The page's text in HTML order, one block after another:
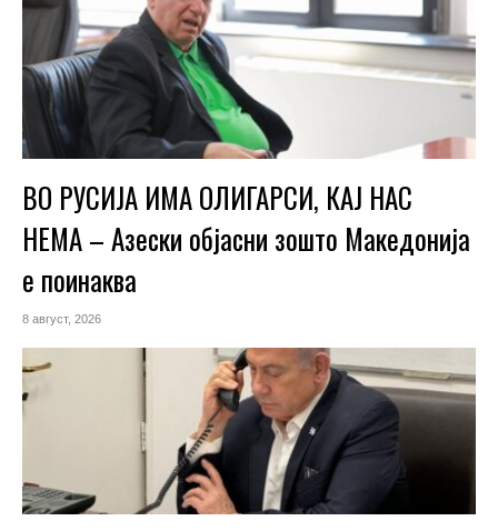
ВО РУСИЈА ИМА ОЛИГАРСИ, КАЈ НАС
НЕМА – Азески објасни зошто Македонија
е поинаква
8 август, 2026